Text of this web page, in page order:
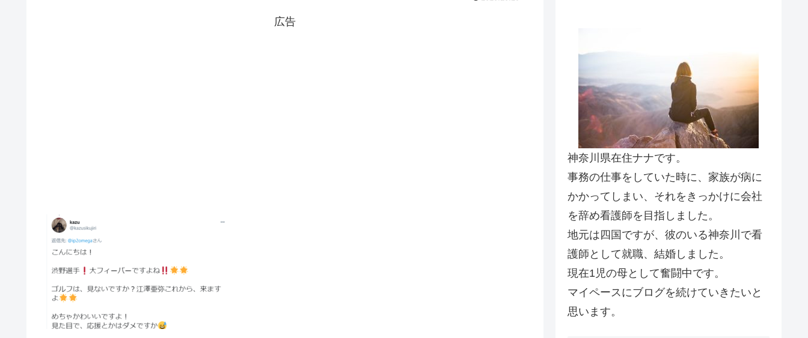
広告
神奈川県在住ナナです。
事務の仕事をしていた時に、家族が病に
かかってしまい、それをきっかけに会社
を辞め看護師を目指しました。
地元は四国ですが、彼のいる神奈川で看
護師として就職、結婚しました。
現在1児の母として奮闘中です。
マイペースにブログを続けていきたいと
思います。